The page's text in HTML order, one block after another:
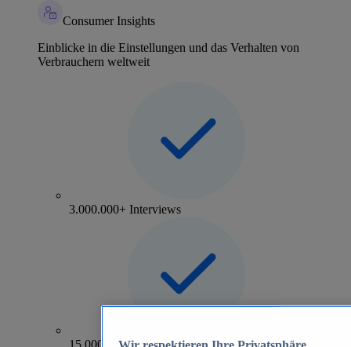
Consumer Insights
Einblicke in die Einstellungen und das Verhalten von
Verbrauchern weltweit
3.000.000+ Interviews
15.000+ Marken